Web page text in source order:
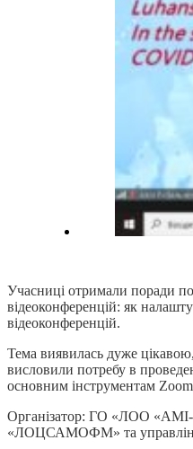
Учасниці отримали поради
відеоконференцій: як
відеоконференцій.
Тема виявилась дуже
висловили потребу в
основним інструментам
Організатор: ГО «ЛОО
«ЛОЦСАМОФМ» та